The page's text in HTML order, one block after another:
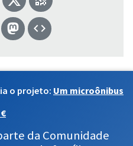
o projeto: Um microônibus
da Comunidade